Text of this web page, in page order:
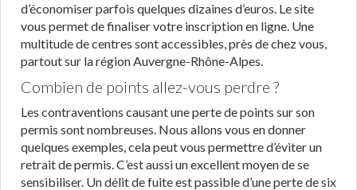
d’économiser parfois quelques dizaines d’euros. Le site
vous permet de finaliser votre inscription en ligne. Une
multitude de centres sont accessibles, près de chez vous,
partout sur la région Auvergne-Rhône-Alpes.
Combien de points allez-vous perdre ?
Les contraventions causant une perte de points sur son
permis sont nombreuses. Nous allons vous en donner
quelques exemples, cela peut vous permettre d’éviter un
retrait de permis. C’est aussi un excellent moyen de se
sensibiliser. Un délit de fuite est passible d’une perte de six